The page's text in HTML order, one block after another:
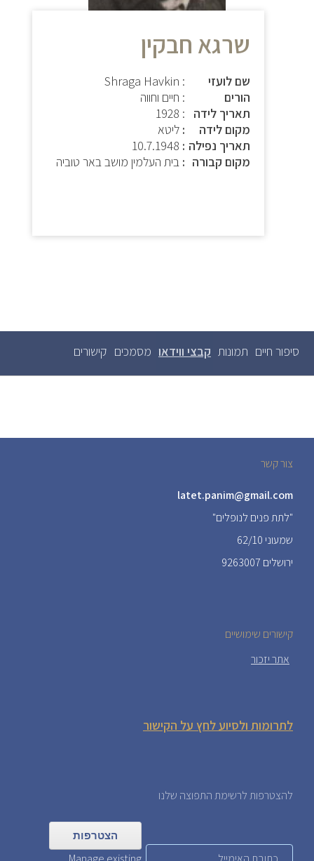
שרגא חבקין
שם לועזי
: Shraga Havkin
הורים
: חיים וחווה
תאריך לידה
: 1928
מקום לידה
ליטא
תאריך נפילה
10.7.1948
מקום קבורה
בית העלמין מושב באר טוביה
לשוניות
ראשיות
סיפור חיים תמונות קבצי ווידאו (לשונית
מסמכים קישורים
צור קשר
latet.panim@gmail.com
"לתת פנים לנופלים"
שמעוני 62/10
ירושלים 9263007
קישורים שימושיים
אתר יזכור
לתרומות ולסיוע לחץ על הקישור
להצטרפות לרשימת התפוצה שלנו